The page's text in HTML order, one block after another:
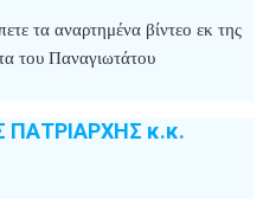
τα αναρτημένα βίντεο εκ της
του Παναγιωτάτου
ΠΑΤΡΙΑΡΧΗΣ κ.κ.